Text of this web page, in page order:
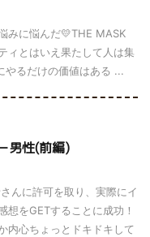
みに悩んだ💛THE MASK
ィとはいえ果たして人は集
やるだけの価値はある ...
男性(前編)
んに許可を取り、実際にイ
想をGETすることに成功！
内心ちょっとドキドキして